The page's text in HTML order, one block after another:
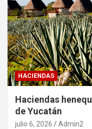
HACIENDAS
Haciendas
de Yucatán
julio 6, 2026 Admin2